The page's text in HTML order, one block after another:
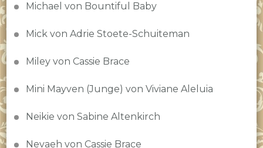
Michael von Bountiful Baby
Mick von Adrie Stoete-Schuiteman
Miley von Cassie Brace
Mini Mayven (Junge) von Viviane Aleluia
Neikie von Sabine Altenkirch
Nevaeh von Cassie Brace